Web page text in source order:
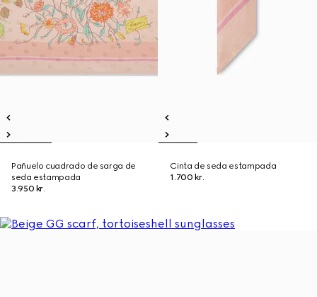
Pañuelo cuadrado de sarga de
seda estampada
3.950 kr.
Cinta de seda estampada
1.700 kr.